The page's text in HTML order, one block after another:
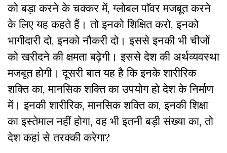
को बड़ा करने के चक्कर में, ग्लोबल पाॅवर मजबूत करने
के लिए यह कहते हैं। तो इनको शिक्षित करो, इनको
भागीदारी दो, इनको नौकरी दो। इससे इनकी भी चीजों
को खरीदने की क्षमता बढ़ेगी। इससे देश की अर्थव्यवस्था
मजबूत होगी। दूसरी बात यह है कि इनके शारीरिक
शक्ति का, मानसिक शक्ति का उपयोग हो देश के निर्माण
में। इनकी शारीरिक, मानसिक शक्ति का, इनकी शिक्षा
का इस्तेमाल नहीं होगा, वह भी इतनी बड़ी संख्या का, तो
देश कहां से तरक्की करेगा?